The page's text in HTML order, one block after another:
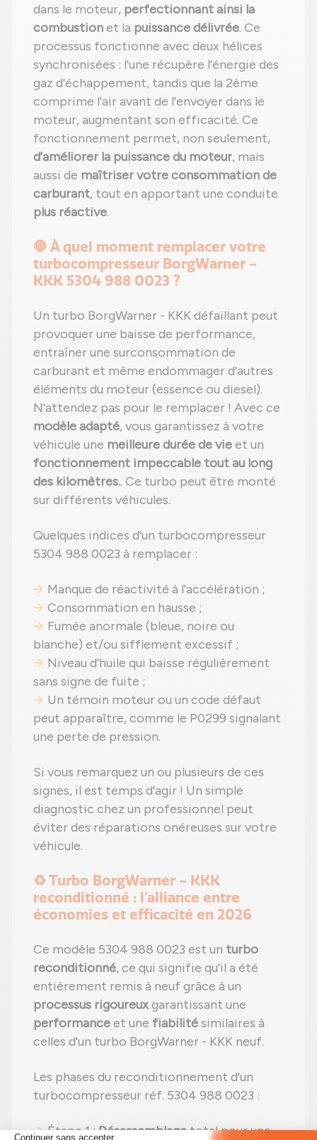
dans le moteur, perfectionnant ainsi la
combustionet la puissance délivrée. Ce
processus fonctionne avec deux hélices
synchronisées : l'une récupère l'énergie des
gaz d'échappement, tandis que la 2ème
comprime l'air avant de l'envoyer dans le
moteur, augmentant son efficacité. Ce
fonctionnement permet, non seulement,
d'améliorer la puissance du moteur, mais
aussi de maîtriser votre consommation de
carburant, tout en apportant une conduite
plus réactive.
🛑 À quel moment remplacer votre
turbocompresseur BorgWarner -
KKK 5304 988 0023 ?
Un turbo BorgWarner - KKK défaillant peut
provoquer une baisse de performance,
entraîner une surconsommation de
carburant et même endommager d'autres
éléments du moteur (essence ou diesel).
N'attendez pas pour le remplacer ! Avec ce
modèle adapté, vous garantissez à votre
véhicule une meilleure durée de vieet un
fonctionnement impeccable tout au long
des kilomètres.. Ce turbo peut être monté
sur différents véhicules.
Quelques indices d'un turbocompresseur
5304 988 0023 à remplacer :
Manque de réactivité à l'accélération ;
Consommation en hausse ;
Fumée anormale (bleue, noire ou
blanche) et/ou sifflement excessif ;
Niveau d'huile qui baisse régulièrement
sans signe de fuite ;
Un témoin moteur ou un code défaut
peut apparaître, comme le P0299 signalant
une perte de pression.
Si vous remarquez un ou plusieurs de ces
signes, il est temps d'agir ! Un simple
diagnostic chez un professionnel peut
éviter des réparations onéreuses sur votre
véhicule.
♻️ Turbo BorgWarner - KKK
reconditionné : l'alliance entre
économies et efficacité en 2026
Ce modèle 5304 988 0023 est un turbo
reconditionné, ce qui signifie qu'il a été
entièrement remis à neuf grâce à un
processus rigoureuxgarantissant une
performanceet une fiabilitésimilaires à
celles d'un turbo BorgWarner - KKK neuf.
Les phases du reconditionnement d'un
turbocompresseur réf. 5304 988 0023 :
Étape 1 :Désassemblagetotal pour une